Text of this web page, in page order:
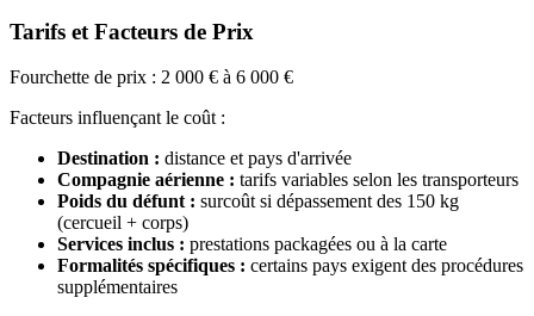
Tarifs et Facteurs de Prix
Fourchette de prix : 2 000 € à 6 000 €
Facteurs influençant le coût :
Destination : distance et pays d'arrivée
Compagnie aérienne : tarifs variables selon les transporteurs
Poids du défunt : surcoût si dépassement des 150 kg
(cercueil + corps)
Services inclus : prestations packagées ou à la carte
Formalités spécifiques : certains pays exigent des procédures
supplémentaires